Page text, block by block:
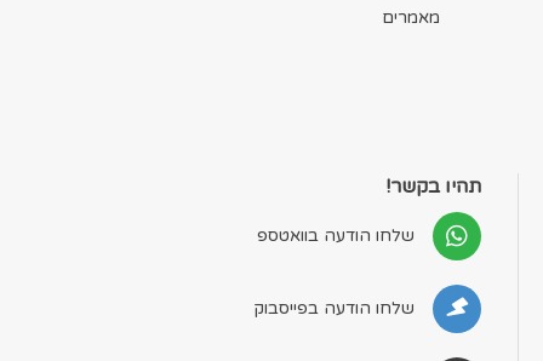
מאמרים
תהיו בקשר!
שלחו הודעה בוואטספ
שלחו הודעה בפייסבוק